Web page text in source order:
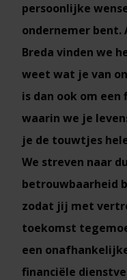
persoonlijke
ondernemer bent.
Breda vinden we
weet wat je van
is dan ook om
waarin we je
je de touwtjes
We streven naar
betrouwbaarheid
zodat jij met
toekomst
een
financiële